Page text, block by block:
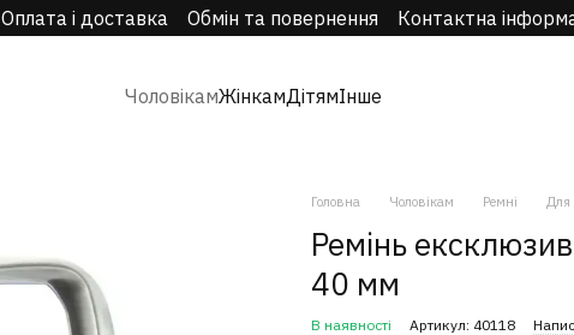
Оплата і доставка Обмін та повернення Контактна
ЧоловікамЖінкамДітямІнше
Головна Чоловікам Ремні Для
Ремінь
40 мм
В наявності Артикул: 40118